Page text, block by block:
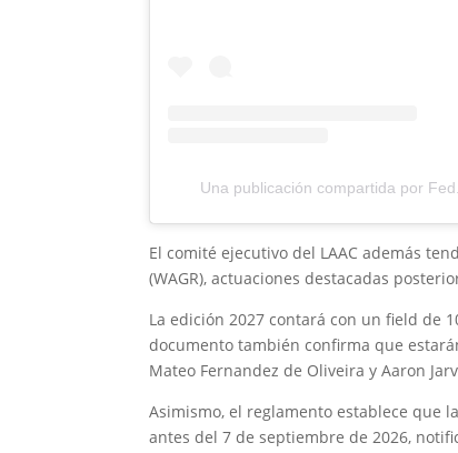
Una publicación compartida por
El comité ejecutivo del LAAC además
(WAGR), actuaciones destacadas
La edición 2027 contará con un field de
documento también confirma que
Mateo Fernandez de Oliveira y Aaron
Asimismo, el reglamento establece que
antes del 7 de septiembre de 2026,